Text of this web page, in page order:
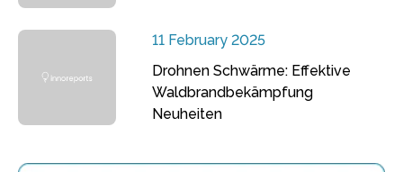
11 February 2025
Drohnen Schwärme: Effektive
Waldbrandbekämpfung
Neuheiten